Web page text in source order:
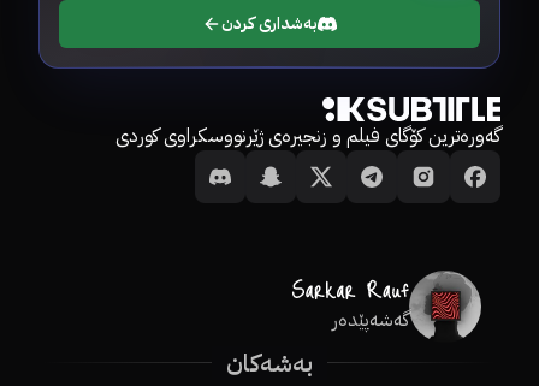
بەشداری کردن
گەورەترین کۆگای فیلم و زنجیرەی ژێرنووسکراوی کوردی
گەشەپێدەر
بەشەکان